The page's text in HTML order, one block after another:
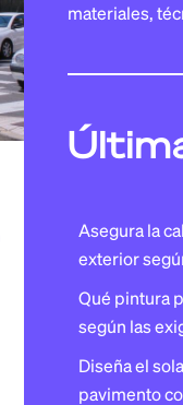
REHABILITACIÓN DE
materiales,
Asegura la
exterior
Qué pintura
según las
Diseña el
pavimento